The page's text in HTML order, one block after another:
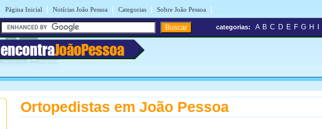
Página Inicial | Notícias João Pessoa | Categorias | Sobre João Pessoa |
encontraJoãoPessoa
categorias: A B C D E F G H
Ortopedistas em João Pessoa